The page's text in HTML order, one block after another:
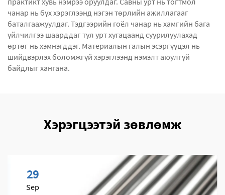
чанар нь бүх хэрэглээнд нэгэн төрлийн ажиллагааг
баталгаажуулдаг. Тэдгээрийн гоёл чанар нь хамгийн бага
үйлчилгээ шаарддаг тул урт хугацаанд суурилуулахад
өртөг нь хэмнэгддэг. Материалын галын эсэргүүцэл нь
шийдвэрлэх боломжгүй хэрэглээнд нэмэлт аюулгүй
байдлыг хангана.
Хэрэгцээтэй зөвлөмж
29
Sep